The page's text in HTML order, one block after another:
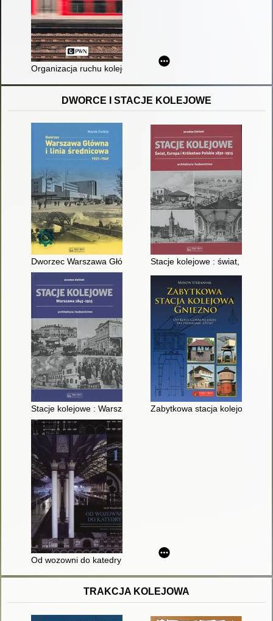
Organizacja ruchu kolejowego
DWORCE I STACJE KOLEJOWE
Dworzec Warszawa Główna i linia średnicowa : 1921-1949
Stacje kolejowe : świat,
Stacje kolejowe : Warszawa 1845-1915 : architektura i
Zabytkowa stacja kolejowa
Od wozowni do katedry : hala peronowa w architekturze
TRAKCJA KOLEJOWA